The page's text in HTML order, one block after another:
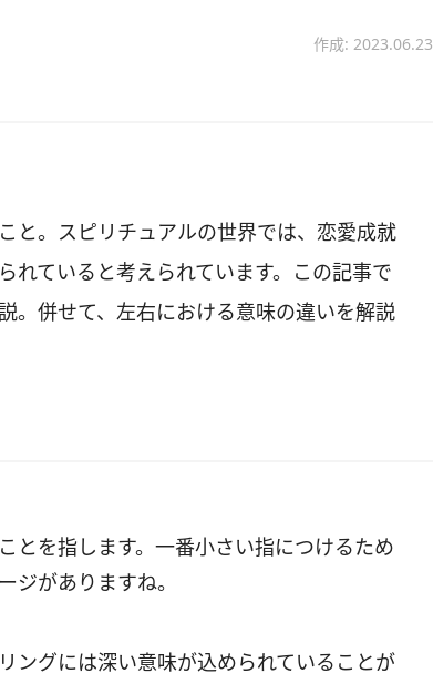
作成: 2023.06.23
と。スピリチュアルの世界では、恋愛成就
れていると考えられています。この記事で
。併せて、左右における意味の違いを解説
とを指します。一番小さい指につけるため
ジがありますね。
ングには深い意味が込められていることが